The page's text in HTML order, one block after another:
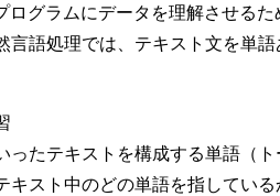
ログラムにデータを理解させる
言語処理では、テキスト文を単
ったテキストを構成する単語（
キスト中のどの単語を指してい